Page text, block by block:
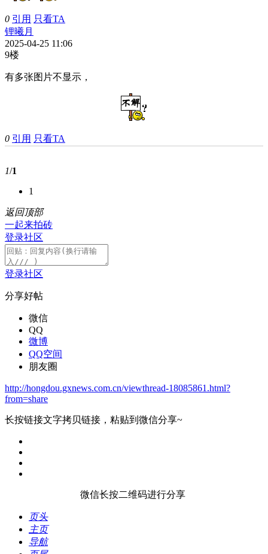
0 引用 只看TA
锂曦月
2025-04-25 11:06
9楼
有多张图片不显示，
0 引用 只看TA
1/1
1
返回顶部
一起来拍砖
登录社区
登录社区
分享好帖
微信
QQ
微博
QQ空间
朋友圈
http://hongdou.gxnews.com.cn/viewthread-18085861.html?
from=share
长按链接文字拷贝链接，粘贴到微信分享~
微信长按二维码进行分享
页头
主页
导航